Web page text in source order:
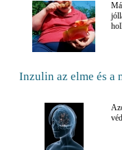
Inzulin az elme és a